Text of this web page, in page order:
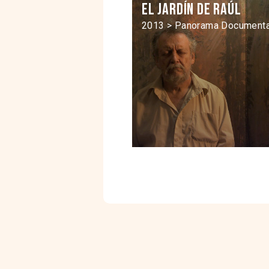
El jardín de Raúl
2013 > Panorama